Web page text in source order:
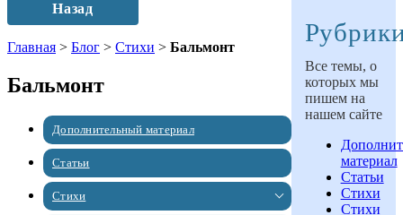
Назад
Главная > Блог > Стихи > Бальмонт
Бальмонт
Дополнительный материал
Статьи
Стихи
Все темы, о
которых мы
пишем на
нашем сайте
материал
Статьи
Стихи
Стихи